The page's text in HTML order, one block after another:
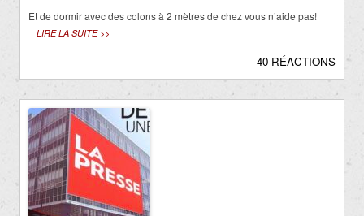
Et de dormir avec des colons à 2 mètres de chez vous n’aide pas!
LIRE LA SUITE >>
40 RÉACTIONS